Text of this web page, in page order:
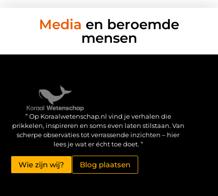
Media en beroemde
mensen
” Op Koraalwetenschap.nl vind je verhalen die
prikkelen, inspireren en soms even laten stilstaan. Van
scherpe observaties tot verrassende inzichten – hier
lees je wat er écht toe doet. “
Wie zijn wij? Blog plaatsen